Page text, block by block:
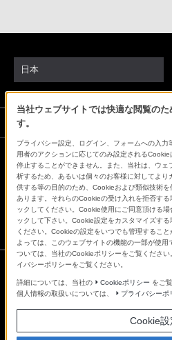
当社ウェブサイトでは快適な閲覧の
す。
プライバシー設定、ログイン、フォームへの入
用者のアクションに応じてのみ設定される
停止することができません。また、当社は、ウ
析するため、あるいは個々のお客様に対してよ
供する等の目的のため、Cookieおよび類似技術
あります。それらのCookieの受け入れを拒否す
ックしてください。Cookie使用にご同意頂ける
ックして下さい。Cookie設定をカスタマイズす
ください。Cookieの設定をいつでも管理するこ
よっては、このウェブサイトの機能の一部が使
ついては、当社のCookieポリシーをご覧くださ
イバシーポリシーをご覧ください。
詳細については、当社の Cookieポリシー をご
個人情報の取扱いについては、
プライバシーポ
Cookie設
日本
ソニーストアでのお買い物にあた
会社情報 採用情報 特約店の
環境情報
My
ご利用条件
プライバシーポ
Copyright 2026 Sony